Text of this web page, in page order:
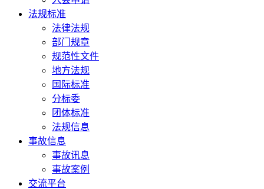
法规标准
法律法规
部门规章
规范性文件
地方法规
国际标准
分标委
团体标准
法规信息
事故信息
事故讯息
事故案例
交流平台